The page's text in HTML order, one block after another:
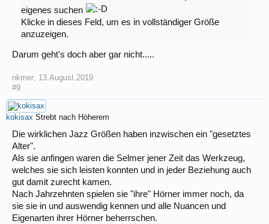
eigenes suchen
Klicke in dieses Feld, um es in vollständiger Größe
anzuzeigen.
Darum geht's doch aber gar nicht.....
nkmer, 13.August.2019
#9
kokisax Strebt nach Höherem
Die wirklichen Jazz Größen haben inzwischen ein "gesetztes
Alter".
Als sie anfingen waren die Selmer jener Zeit das Werkzeug,
welches sie sich leisten konnten und in jeder Beziehung auch
gut damit zurecht kamen.
Nach Jahrzehnten spielen sie "ihre" Hörner immer noch, da
sie sie in und auswendig kennen und alle Nuancen und
Eigenarten ihrer Hörner beherrschen.